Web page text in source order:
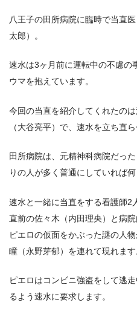
八王子の田所病院に臨時で当直
太郎）。
速水は3ヶ月前に運転中の不慮の
ウマを抱えています。
今回の当直を紹介してくれたの
（大谷亮平）で、速水を立ち直
田所病院は、元精神科病院だっ
りの人が多く普通にしていれば
速水と一緒に当直をする看護師2
直前の佐々木（内田理央）と病
ピエロの仮面をかぶった謎の人
瞳（永野芽郁）を連れて現れます
ピエロはコンビニ強盗をして逃
るよう速水に要求します。